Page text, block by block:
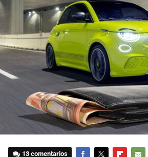
13 comentarios